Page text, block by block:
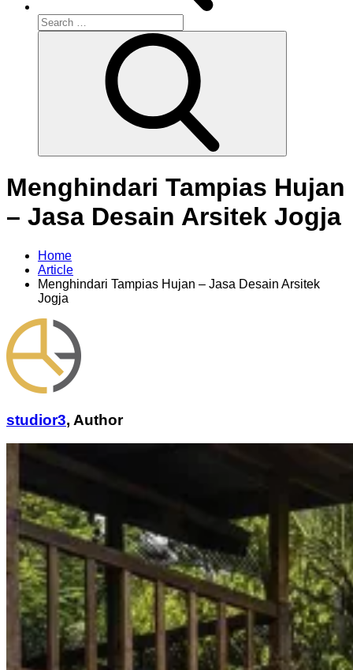
Search
for:
Menghindari Tampias Hujan
– Jasa Desain Arsitek Jogja
Home
Article
Menghindari Tampias Hujan – Jasa Desain Arsitek
Jogja
studior3, Author